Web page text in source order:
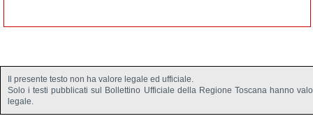
Il presente testo non ha valore legale ed ufficiale.
Solo i testi pubblicati sul Bollettino Ufficiale della Regione Toscana hanno
legale.